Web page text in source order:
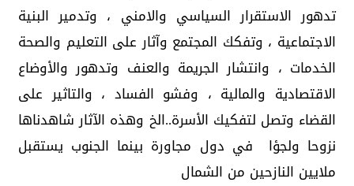
تدهور الاستقرار السياسي والامني ، وتدمير البنية
الاجتماعية ، وتفكك المجتمع وآثار على التعليم والصحة
الخدمات ، وانتشار الجريمة والعنف وتدهور والأوضاع
الاقتصادية والمالية ، وفشو الفساد ، والتاثير على
القضاء وتصل لتفكيك الأسرة..الخ وهذه الآثار شاهدناها
نزوحا ولجؤا في دول مجاورة بينما الجنوب يستقبل
ملايين النازحين من الشمال